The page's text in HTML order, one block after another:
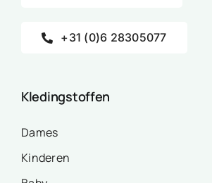
+31 (0)6 28305077
Kledingstoffen
Dames
Kinderen